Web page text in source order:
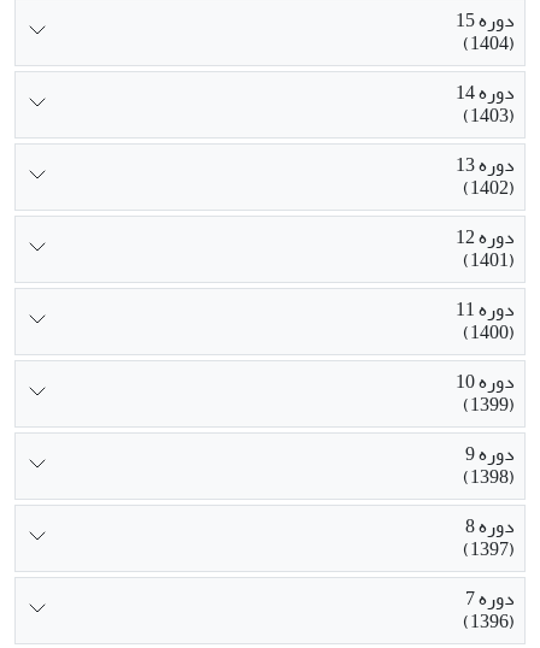
دوره 15
(1404)
دوره 14
(1403)
دوره 13
(1402)
دوره 12
(1401)
دوره 11
(1400)
دوره 10
(1399)
دوره 9
(1398)
دوره 8
(1397)
دوره 7
(1396)